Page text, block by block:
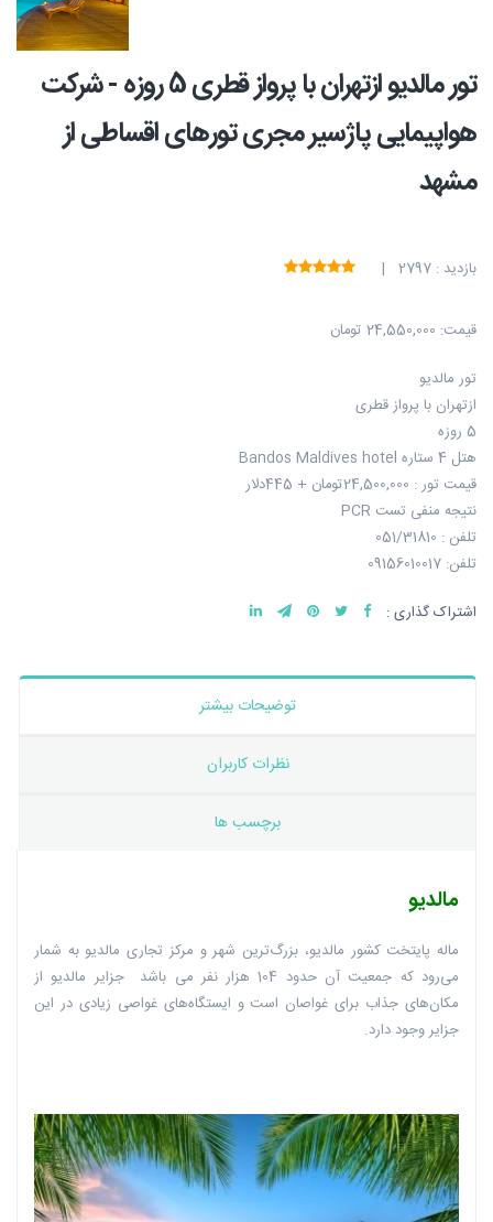
تور مالدیو ازتهران با پرواز قطری 5 روزه - شرکت
هواپیمایی پاژسیر مجری تورهای اقساطی از
مشهد
بازدید : 2797 |
قیمت: 24,550,000 تومان
تور مالدیو
ازتهران با پرواز قطری
5 روزه
هتل 4 ستاره Bandos Maldives hotel
قیمت تور : 24,500,000تومان + 445دلار
نتیجه منفی تست PCR
تلفن : 051/31810
تلفن: 09156010017
اشتراک گذاری :
توضیحات بیشتر
نظرات کاربران
برچسب ها
مالدیو
ماله پایتخت کشور مالدیو، بزرگ‌ترین شهر و مرکز تجاری مالدیو به شمار
می‌رود که جمعیت آن حدود 104 هزار نفر می باشد جزایر مالدیو از
مکان‌های جذاب برای غواصان است و ایستگاه‌های غواصی زیادی در این
جزایر وجود دارد.